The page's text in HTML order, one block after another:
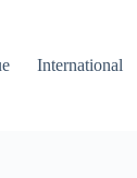
International